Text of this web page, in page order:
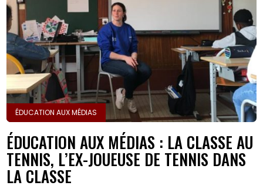
ÉDUCATION AUX MÉDIAS
ÉDUCATION AUX MÉDIAS : LA CLASSE AU
TENNIS, L’EX-JOUEUSE DE TENNIS DANS
LA CLASSE